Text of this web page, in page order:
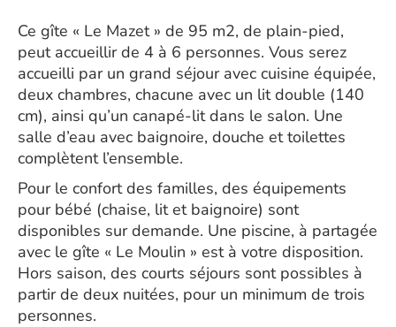
Ce gîte « Le Mazet » de 95 m2, de plain-pied,
peut accueillir de 4 à 6 personnes. Vous serez
accueilli par un grand séjour avec cuisine équipée,
deux chambres, chacune avec un lit double (140
cm), ainsi qu’un canapé-lit dans le salon. Une
salle d’eau avec baignoire, douche et toilettes
complètent l’ensemble.
Pour le confort des familles, des équipements
pour bébé (chaise, lit et baignoire) sont
disponibles sur demande. Une piscine, à partagée
avec le gîte « Le Moulin » est à votre disposition.
Hors saison, des courts séjours sont possibles à
partir de deux nuitées, pour un minimum de trois
personnes.